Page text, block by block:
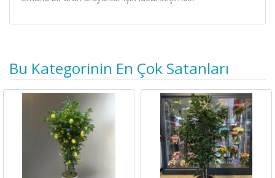
Bu Kategorinin En Çok Satanları